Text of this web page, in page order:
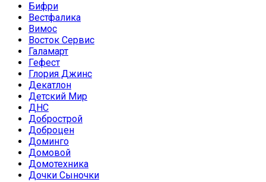
Бифри
Вестфалика
Вимос
Восток Сервис
Галамарт
Гефест
Глория Джинс
Декатлон
Детский Мир
ДНС
Добрострой
Доброцен
Доминго
Домовой
Домотехника
Дочки Сыночки